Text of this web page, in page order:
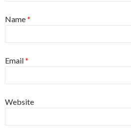
Name*
Email*
Website